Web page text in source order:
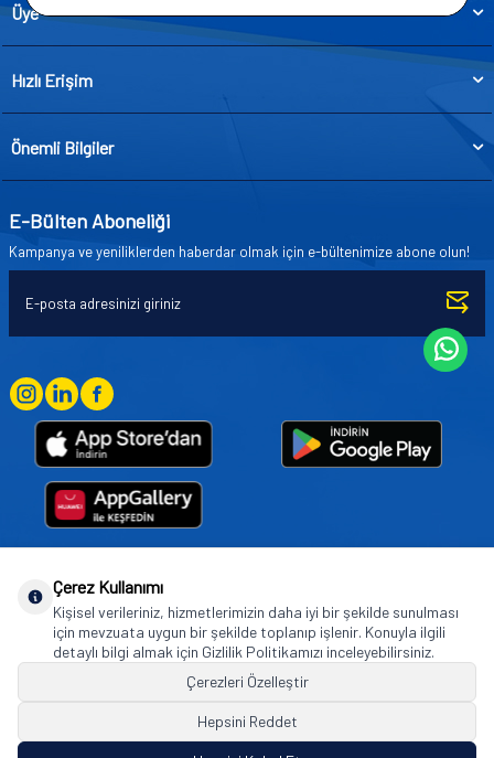
Üye
Hızlı Erişim
Önemli Bilgiler
E-Bülten Aboneliği
Kampanya ve yeniliklerden haberdar olmak için e-bültenimize abone olun!
Goodyear (and Winged Foot Design) are trademarks of or licensed to The Goodyear
Tire & Rubber Company used under license by Basbug Group Company,
Istanbul/Türkiye. © 2026 The Goodyear Tire & Rubber Company.
Çerez Kullanımı
Kişisel verileriniz, hizmetlerimizin daha iyi bir şekilde sunulması
için mevzuata uygun bir şekilde toplanıp işlenir. Konuyla ilgili
detaylı bilgi almak için Gizlilik Politikamızı inceleyebilirsiniz.
Çerezleri Özelleştir
Hepsini Reddet